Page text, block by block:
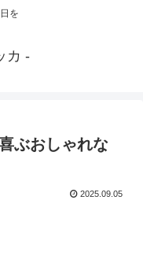
を
カ -
ぶおしゃれな
2025.09.05